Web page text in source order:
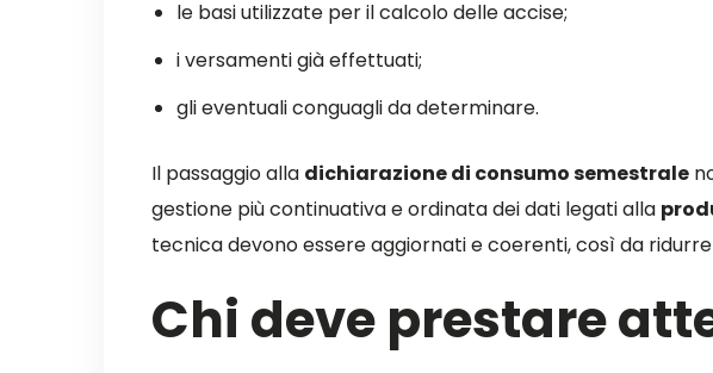
le basi utilizzate per il calcolo delle accise;
i versamenti già effettuati;
gli eventuali conguagli da determinare.
Il passaggio alla dichiarazione di consumo semestrale
gestione più continuativa e ordinata dei dati legati alla
tecnica devono essere aggiornati e coerenti, così da
Chi deve prestare